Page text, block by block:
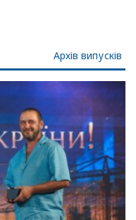
Архів випусків